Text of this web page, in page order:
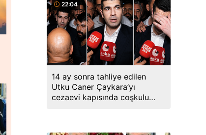
22:04
14 ay sonra tahliye edilen
Utku Caner Çaykara’yı
cezaevi kapısında coşkulu